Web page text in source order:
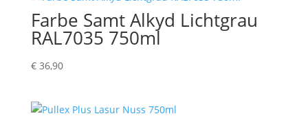
Farbe Samt Alkyd Lichtgrau
RAL7035 750ml
€36,90